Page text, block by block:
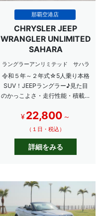
那覇空港店
CHRYSLER JEEP
WRANGLER UNLIMITED
SAHARA
ラングラーアンリミテッド サハラ
令和５年～２年式☆5人乗り本格
SUV！JEEPラングラー♪見た目
のかっこよさ・走行性能・積載量
ご旅行にもピッタリです！
¥22,800 ～
（１日・税込）
詳細をみる